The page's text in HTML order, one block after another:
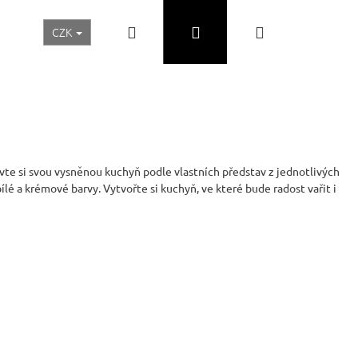
Realizace a inspirace Akční ceny Nábytek Skladem
CZK Přihlášení
si svou vysněnou kuchyň podle vlastních představ z jednotlivých
a krémové barvy. Vytvořte si kuchyň, ve které bude radost vařit i